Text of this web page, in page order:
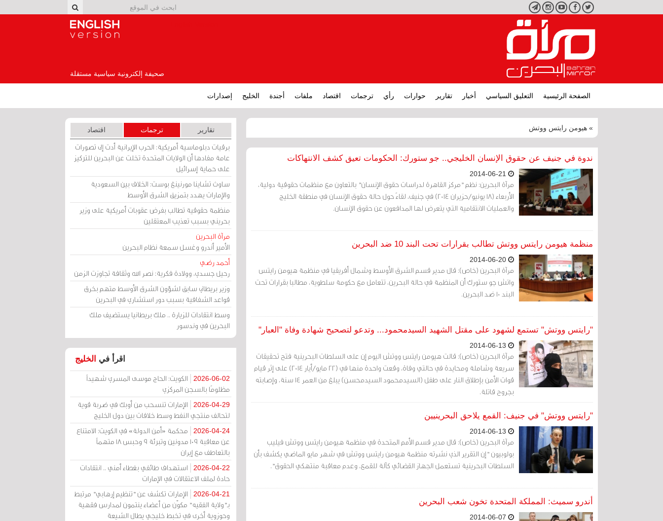
تويتر فيسبوكيوتيوبانستجرامتليجرام
صحيفة إلكترونية سياسية مستقلة
الصفحة الرئيسية التعليق السياسي أخبار تقارير حوارات رأي ترجمات اقتصاد ملفات أجندة الخليج إصدارات
» هيومن رايتس ووتش
ندوة في جنيف عن حقوق الإنسان الخليجي.. جو ستورك: الحكومات تعيق كشف الانتهاكات
مرآة البحرين: نظم "مركز القاهرة لدراسات حقوق الإنسان" بالتعاون مع منظمات حقوقية دولية،
الأربعاء (18 يونيو/حزيران 2014) في جنيف، لقاءً حول حالة حقوق الإنسان في منطقة الخليج
والعمليات الانتقامية التي يتعرض لها المدافعون عن حقوق الإنسان.
منظمة هيومن رايتس ووتش تطالب بقرارات تحت البند 10 ضد البحرين
مرآة البحرين (خاص): قال مدير قسم الشرق الأوسط وشمال أفريقيا في منظمة هيومن رايتس
واتش جو ستورك أن المنظمة في حالة البحرين، تتعامل مع حكومة سلطوية، مطالبا بقرارات تحت
البند 10 ضد البحرين.
"رايتس ووتش" تستمع لشهود على مقتل الشهيد السيدمحمود... وتدعو لتصحيح شهادة وفاة "العبار"
مرآة البحرين (خاص): قالت هيومن رايتس ووتش اليوم إن على السلطات البحرينية فتح تحقيقات
سريعة وشاملة ومحايدة في حالتي وفاة، وقعت واحدة منها في (22 مايو/أيار 2014) على إثر قيام
قوات الأمن بإطلاق النار على طفل (السيدمحمود السيدمحسن) يبلغ من العمر 14 سنة، وإصابته
بجروح قاتلة.
"رايتس ووتش" في جنيف: القمع يلاحق البحرينيين
مرآة البحرين (خاص): قال مدير قسم الأمم المتحدة في منظمة هيومن رايتس ووتش فيليب
بولوبيون "إن التقرير الذي نشرته منظمة هيومن رايتس ووتش في شهر مايو الماضي يكشف بأن
السلطات البحرينية تستعمل الجهاز القضائي كآلة للقمع، وعدم معاقبة منتهكي الحقوق".
أندرو سميث: المملكة المتحدة تخون شعب البحرين
تقارير ترجمات اقتصاد
برقيات دبلوماسية أمريكية: الحرب الإيرانية أدت إلى تصورات
عامة مفادها أن الولايات المتحدة تخلت عن البحرين للتركيز
على حماية إسرائيل
ساوث تشاينا مورنينغ بوست: الخلاف بين السعودية
والإمارات يهدد بتمزيق الشرق الأوسط
منظمة حقوقية تطالب بفرض عقوبات أمريكية على وزير
بحريني بسبب تعذيب المعتقلين
مرآة البحرين
الأمير أندرو وغسل سمعة نظام البحرين
أحمد رضي
رحيل جسدي، وولادة فكرية: نصر الله وثقافة تجاوزت الزمن
وزير بريطاني سابق لشؤون الشرق الأوسط متهم بخرق
قواعد الشفافية بسبب دور استشاري في البحرين
وسط انتقادات للزيارة .. ملك بريطانيا يستضيف ملك
البحرين في وندسور
اقرأ في الخليج
2026-06-02
الكويت: الحاج موسى المسري شهيداً
مظلومًا بالسجن المركزي
2026-04-29
الإمارات تنسحب من أوبك في ضربة قوية
لتحالف منتجي النفط وسط خلافات بين دول الخليج
2026-04-24
محكمة «أمن الدولة» في الكويت: الامتناع
عن معاقبة 109 مدونين وتبرئة 9 وحبس 18 متهماً
بالتعاطف مع إيران
2026-04-22
استهداف طائفي بغطاء أمني .. انتقادات
حادة لملف الاعتقالات في الإمارات
2026-04-21
الإمارات تكشف عن "تنظيم إرهابي" مرتبط
بـ"ولاية الفقيه" مكوّن من أعضاء ينتمون لمدارس فقهية
وحوزوية أخرى في تخبط خليجي يطال الشيعة